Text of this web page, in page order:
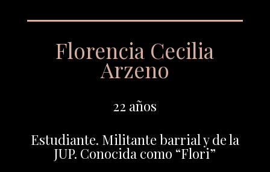
Florencia Cecilia
Arzeno
22 años
Estudiante. Militante barrial y de la
JUP. Conocida como “Flori”